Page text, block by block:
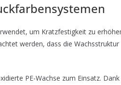
um Kratzfestigkeit zu
werden, dass die
PE-Wachse zum Einsatz.